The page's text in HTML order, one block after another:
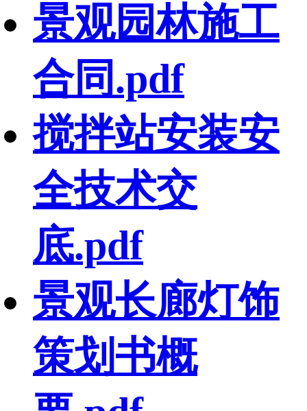
景观园林施工
合同.pdf
搅拌站安装安
全技术交
底.pdf
景观长廊灯饰
策划书概